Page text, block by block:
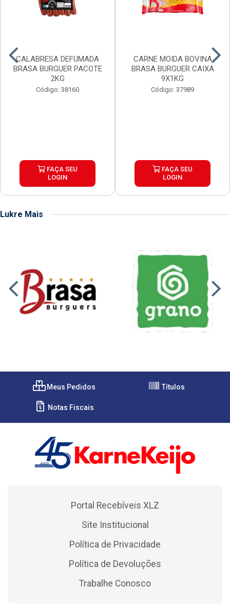
CALABRESA DEFUMADA
BRASA BURGUER PACOTE
2KG
Código: 38160
FAÇA SEU
LOGIN
CARNE MOIDA BOVINA
BRASA BURGUER CAIXA
9X1KG
Código: 37989
FAÇA SEU
LOGIN
Lukre Mais
Meus Pedidos Títulos
Notas Fiscais
Portal Recebíveis XLZ
Site Institucional
Política de Privacidade
Política de Devoluções
Trabalhe Conosco